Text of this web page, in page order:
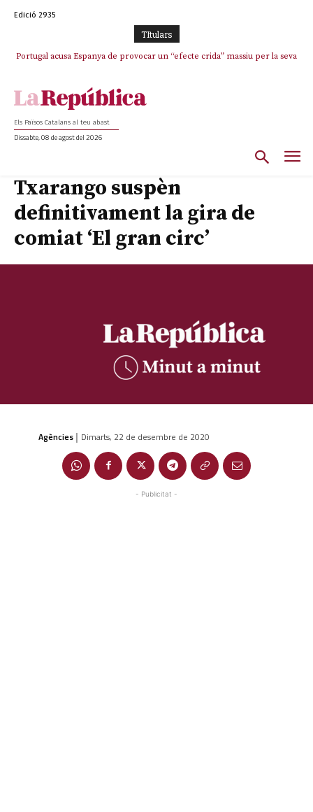
Edició 2935
TItulars
Portugal acusa Espanya de provocar un “efecte crida” massiu per la seva
Els Països Catalans al teu abast
Dissabte, 08 de agost del 2026
Txarango suspèn
definitivament la gira de
comiat ‘El gran circ’
Agències | Dimarts, 22 de desembre de 2020
- Publicitat -